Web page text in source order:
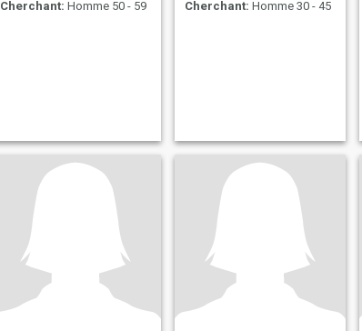
Cherchant: Homme 50 - 59
Cherchant: Homme 30 - 45